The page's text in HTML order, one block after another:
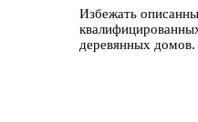
Избежать
деревянных домов.